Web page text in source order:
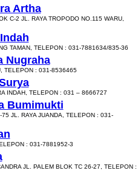
Artha
C-2 JL. RAYA TROPODO NO.115 WARU,
TAMAN, TELEPON : 031-7881634/835-36
Nugraha
TELEPON : 031-8536465
INDAH, TELEPON : 031 – 8666727
Bumimukti
75 JL. RAYA JUANDA, TELEPON : 031-
: 031-7881952-3
JL. PALEM BLOK TC 26-27, TELEPON :